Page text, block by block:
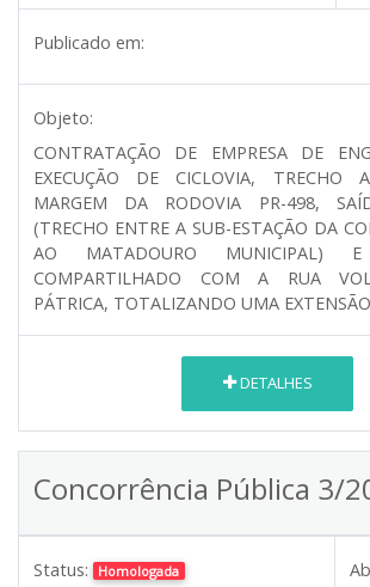
Publicado em:
Objeto:
CONTRATAÇÃO DE EMPRESA DE
EXECUÇÃO DE CICLOVIA, TRECHO
MARGEM DA RODOVIA PR-498,
(TRECHO ENTRE A SUB-ESTAÇÃO DA
AO MATADOURO MUNICIPAL)
COMPARTILHADO COM A RUA
PÁTRICA, TOTALIZANDO UMA
DETALHES
Concorrência Pública 3/
Status: Homologada